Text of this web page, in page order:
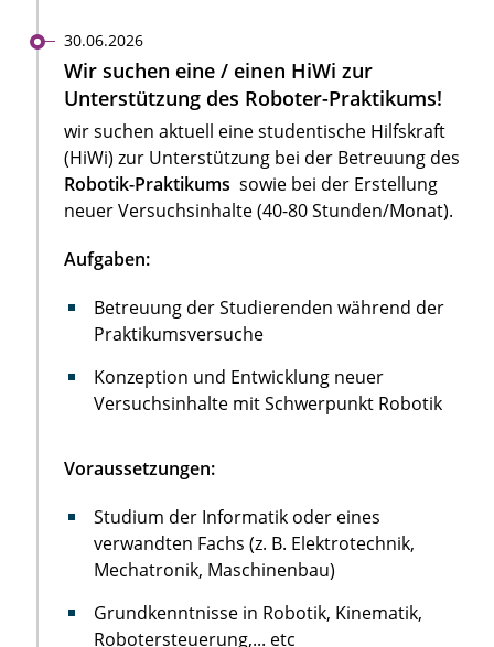
30.06.2026
Wir suchen eine / einen HiWi zur
Unterstützung des Roboter-Praktikums!
wir suchen aktuell eine studentische Hilfskraft
(HiWi) zur Unterstützung bei der Betreuung des
Robotik-Praktikums sowie bei der Erstellung
neuer Versuchsinhalte (40-80 Stunden/Monat).
Aufgaben:
Betreuung der Studierenden während der
Praktikumsversuche
Konzeption und Entwicklung neuer
Versuchsinhalte mit Schwerpunkt Robotik
Voraussetzungen:
Studium der Informatik oder eines
verwandten Fachs (z. B. Elektrotechnik,
Mechatronik, Maschinenbau)
Grundkenntnisse in Robotik, Kinematik,
Robotersteuerung,... etc